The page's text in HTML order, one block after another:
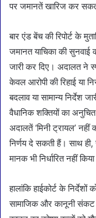
पर जमानतें खारिज कर
बार एंड बेंच की रिपोर्ट के
जमानत याचिका की
जारी कर दिए। अदालत ने
केवल आरोपी की रिहाई या
बदलाव या सामान्य निर्देश
वैधानिक शक्तियों का
अदालतें ‘मिनी ट्रायल’
निर्णय दे सकती हैं। साथ ही,
मानक भी निर्धारित नहीं
हालांकि हाईकोर्ट के
सामाजिक और कानूनी संकट